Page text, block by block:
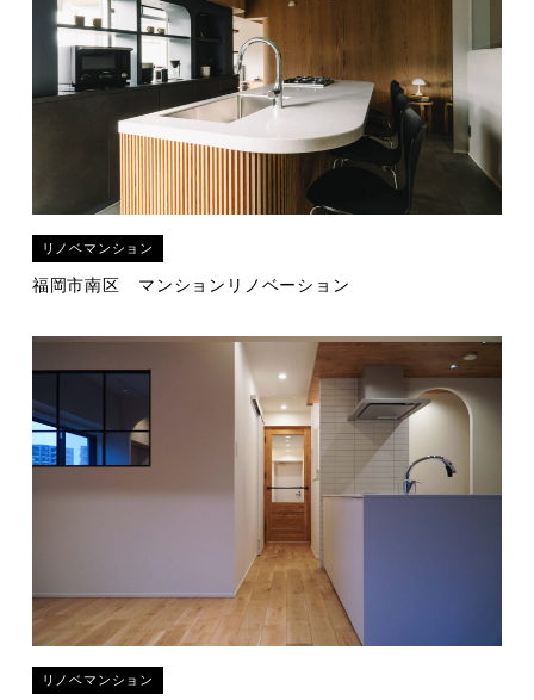
リノベマンション
福岡市南区 マンションリノベーション
リノベマンション